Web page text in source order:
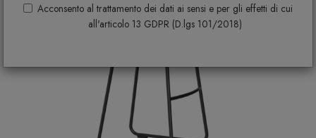
Acconsento al trattamento dei dati ai sensi e per gli effetti di cui
all'articolo 13 GDPR (D.lgs 101/2018)